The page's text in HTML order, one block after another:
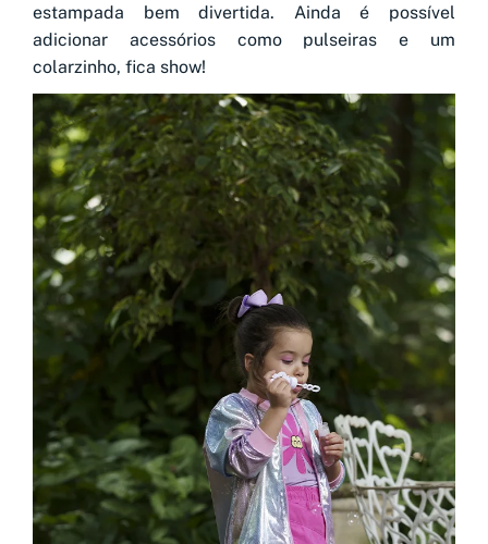
estampada bem divertida. Ainda é possível
adicionar acessórios como pulseiras e um
colarzinho, fica show!